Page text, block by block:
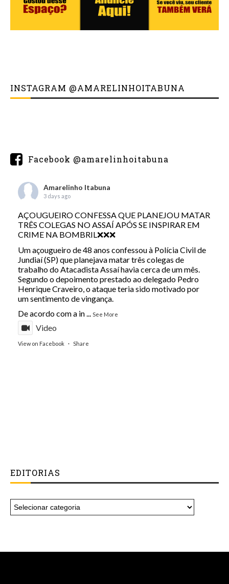
INSTAGRAM @AMARELINHOITABUNA
Facebook @amarelinhoitabuna
Amarelinho Itabuna
3 days ago
AÇOUGUEIRO CONFESSA QUE PLANEJOU MATAR
TRÊS COLEGAS NO ASSAÍ APÓS SE INSPIRAR EM
CRIME NA BOMBRIL❌❌❌
Um açougueiro de 48 anos confessou à Polícia Civil de
Jundiaí (SP) que planejava matar três colegas de
trabalho do Atacadista Assaí havia cerca de um mês.
Segundo o depoimento prestado ao delegado Pedro
Henrique Craveiro, o ataque teria sido motivado por
um sentimento de vingança.
De acordo com a in
See More
Video
View on Facebook · Share
EDITORIAS